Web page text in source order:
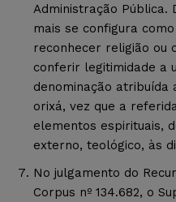
Administração Pública.
mais se configura
reconhecer religião ou
conferir legitimidade a
denominação atribuída
orixá, vez que a
elementos espirituais,
externo, teológico, às
No julgamento do
Corpus nº 134.682, o